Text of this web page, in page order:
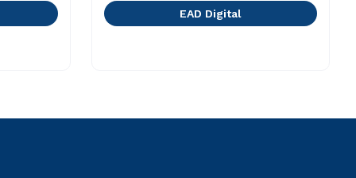
EAD Digital